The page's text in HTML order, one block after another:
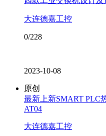
大连德嘉工控
0/228
2023-10-08
原创
最新上新SMART PLC
AT04
大连德嘉工控